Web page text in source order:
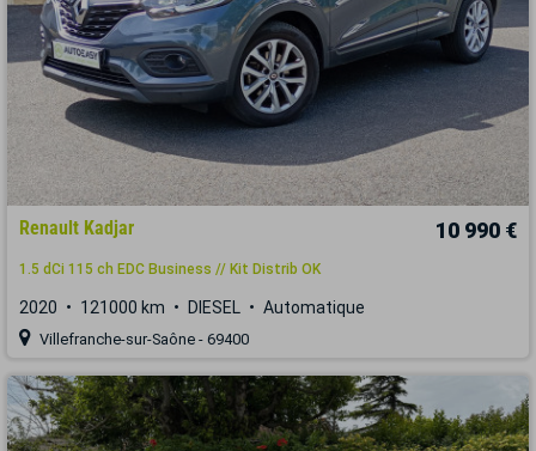
Renault Kadjar 10 990 €
1.5 dCi 115 ch EDC Business // Kit Distrib OK
2020 121000 km DIESEL Automatique
Villefranche-sur-Saône - 69400